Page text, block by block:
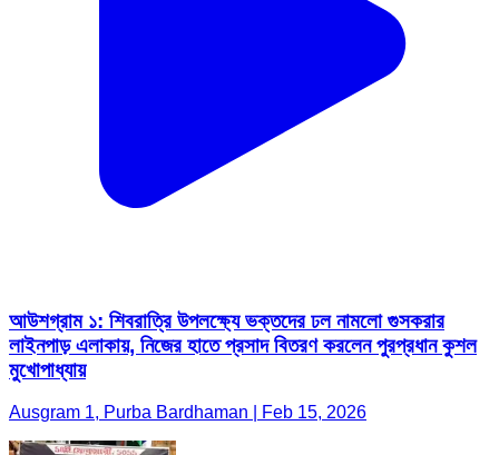
আউশগ্রাম ১: শিবরাত্রি উপলক্ষ্যে ভক্তদের ঢল নামলো গুসকরার
লাইনপাড় এলাকায়, নিজের হাতে প্রসাদ বিতরণ করলেন পুরপ্রধান কুশল
মুখোপাধ্যায়
Ausgram 1, Purba Bardhaman | Feb 15, 2026